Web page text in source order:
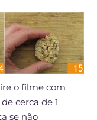
o filme com
cerca de 1
se não